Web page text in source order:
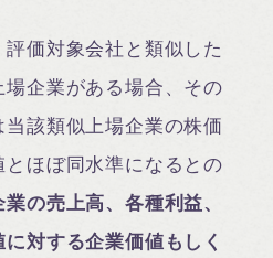
価対象会社と類似した
企業がある場合、その
該類似上場企業の株価
ほぼ同水準になるとの
の売上高、各種利益、
対する企業価値もしく